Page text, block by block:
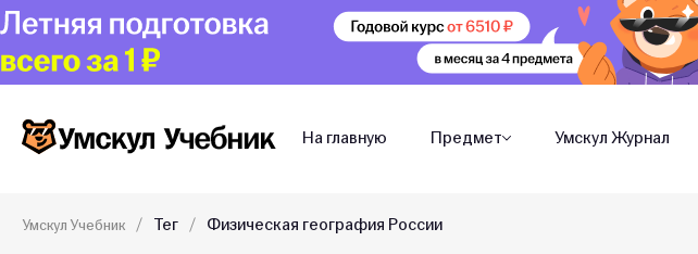
На главную Предмет Умскул Журнал
Умскул Учебник Тег Физическая география России